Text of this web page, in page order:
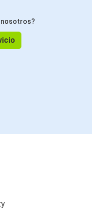
nosotros?